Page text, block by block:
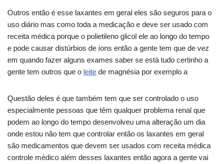
Outros então é esse laxantes em geral eles são seguros para o
uso diário mas como toda a medicação e deve ser usado com
receita médica porque o polietileno glicol ele ao longo do tempo
e pode causar distúrbios de íons então a gente tem que de vez
em quando fazer alguns exames saber se está tudo certinho a
gente tem outros que o leite de magnésia por exemplo a
Questão deles é que também tem que ser controlado o uso
especialmente pessoas que têm qualquer problema renal que
podem ao longo do tempo desenvolveu uma alteração um dia
onde estou não tem que controlar então os laxantes em geral
são medicamentos que devem ser usados com receita médica
controle médico além desses laxantes então agora a gente vai